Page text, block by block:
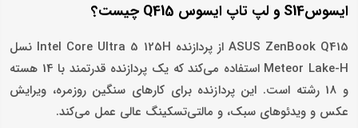
ایسوسS14 و لپ تاپ ایسوس Q415 چیست؟
ASUS ZenBook Q415 از پردازنده Intel Core Ultra 5 125H نسل
Meteor Lake-H استفاده می‌کند که یک پردازنده قدرتمند با 14 هسته
و 18 رشته است. این پردازنده برای کارهای سنگین روزمره، ویرایش
عکس و ویدئوهای سبک، و مالتی‌تسکینگ عالی عمل می‌کند.